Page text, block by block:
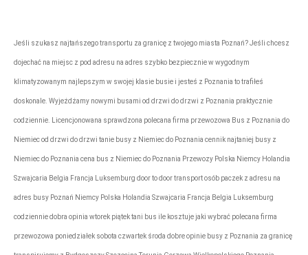
Jeśli szukasz najtańszego transportu za granicę z twojego miasta Poznań? Jeśli chcesz
dojechać na miejsc z pod adresu na adres szybko bezpiecznie w wygodnym
klimatyzowanym najlepszym w swojej klasie busie i jesteś z Poznania to trafiłeś
doskonale. Wyjeżdżamy nowymi busami od drzwi do drzwi z Poznania praktycznie
codziennie. Licencjonowana sprawdzona polecana firma przewozowa Bus z Poznania do
Niemiec od drzwi do drzwi tanie busy z Niemiec do Poznania cennik najtaniej busy z
Niemiec do Poznania cena bus z Niemiec do Poznania Przewozy Polska Niemcy Holandia
Szwajcaria Belgia Francja Luksemburg door to door transport osób paczek z adresu na
adres busy Poznań Niemcy Polska Holandia Szwajcaria Francja Belgia Luksemburg
codziennie dobra opinia wtorek piątek tani bus ile kosztuje jaki wybrać polecana firma
przewozowa poniedziałek sobota czwartek środa dobre opinie busy z Poznania za granicę